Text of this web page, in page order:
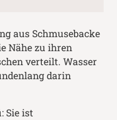
aus Schmusebacke
Nähe zu ihren
verteilt. Wasser
darin
Sie ist